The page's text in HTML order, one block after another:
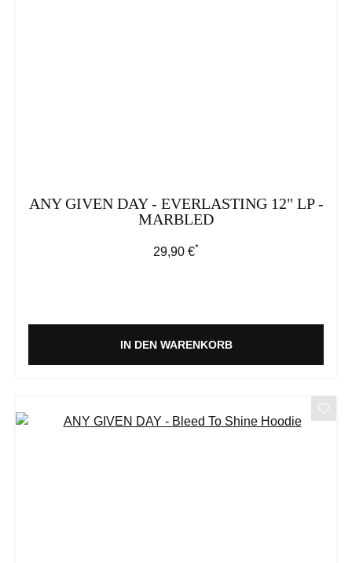
ANY GIVEN DAY - EVERLASTING 12" LP -
MARBLED
Regulärer Preis:
29,90 €*
IN DEN WARENKORB